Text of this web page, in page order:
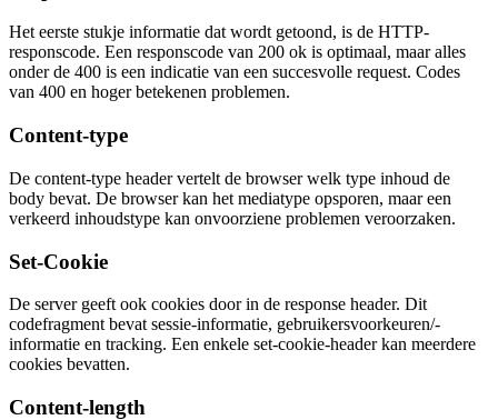
Het eerste stukje informatie dat wordt getoond, is de HTTP-
responscode. Een responscode van 200 ok is optimaal, maar alles
onder de 400 is een indicatie van een succesvolle request. Codes
van 400 en hoger betekenen problemen.
Content-type
De content-type header vertelt de browser welk type inhoud de
body bevat. De browser kan het mediatype opsporen, maar een
verkeerd inhoudstype kan onvoorziene problemen veroorzaken.
Set-Cookie
De server geeft ook cookies door in de response header. Dit
codefragment bevat sessie-informatie, gebruikersvoorkeuren/-
informatie en tracking. Een enkele set-cookie-header kan meerdere
cookies bevatten.
Content-length